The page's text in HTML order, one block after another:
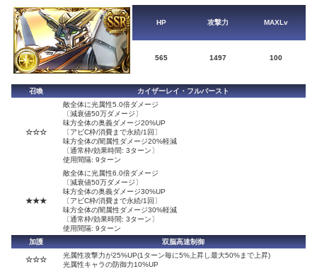
HP 攻撃力 MAXLv
565 1497 100
召喚 カイザーレイ・フルバースト
☆☆☆
敵全体に光属性5.0倍ダメージ
〔減衰値50万ダメージ〕
味方全体の奥義ダメージ20%UP
〔アビC枠/消費まで永続/1回〕
味方全体の闇属性ダメージ20%軽減
〔通常枠/効果時間: 3ターン〕
使用間隔: 9ターン
★★★
敵全体に光属性6.0倍ダメージ
〔減衰値50万ダメージ〕
味方全体の奥義ダメージ30%UP
〔アビC枠/消費まで永続/1回〕
味方全体の闇属性ダメージ30%軽減
〔通常枠/効果時間: 3ターン〕
使用間隔: 9ターン
加護
双脳高速制御
☆☆☆
光属性攻撃力が25%UP(1ターン毎に5%上昇し最大50%まで上昇)
光属性キャラの防御力10%UP